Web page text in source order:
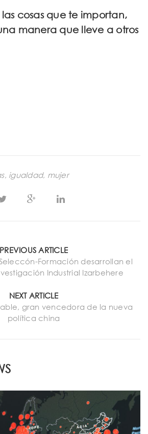
cosas que te importan,
manera que lleve a otros
, igualdad, mujer
PREVIOUS ARTICLE
Seleccón-Formación desarrollan el
Industrial Izarbehere
NEXT ARTICLE
gran vencedora de la nueva
política china